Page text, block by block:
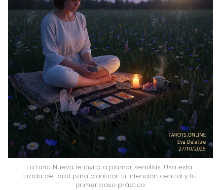
La Luna Nueva te invita a plantar semillas. Usa esta
tirada de tarot para clarificar tu intención central y tu
primer paso práctico.